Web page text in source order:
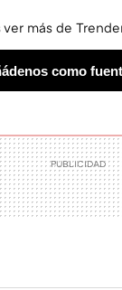
VIAJES
ver más de
como